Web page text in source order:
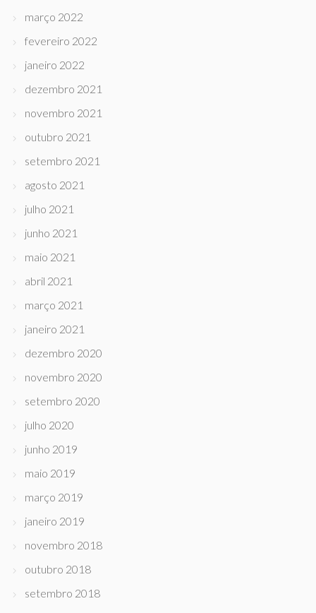
março 2022
fevereiro 2022
janeiro 2022
dezembro 2021
novembro 2021
outubro 2021
setembro 2021
agosto 2021
julho 2021
junho 2021
maio 2021
abril 2021
março 2021
janeiro 2021
dezembro 2020
novembro 2020
setembro 2020
julho 2020
junho 2019
maio 2019
março 2019
janeiro 2019
novembro 2018
outubro 2018
setembro 2018